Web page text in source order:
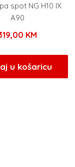
spot NG H10 IX
A90
KM
u košaricu